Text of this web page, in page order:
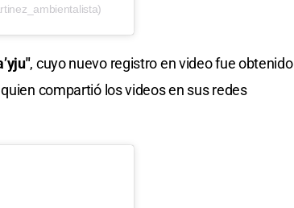
, cuyo nuevo registro en video fue obtenido
compartió los videos en sus redes